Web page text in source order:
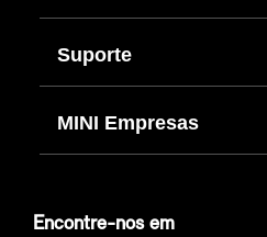
Suporte
MINI Empresas
Encontre-nos em